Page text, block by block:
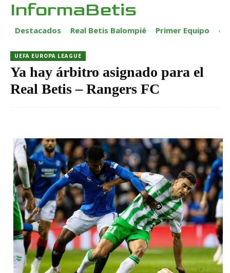
InformaBetis
Destacados Real Betis Balompié Primer Equipo
UEFA EUROPA LEAGUE
Ya hay árbitro asignado para el
Real Betis – Rangers FC